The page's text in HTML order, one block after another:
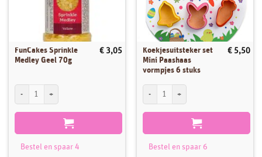
FunCakes Sprinkle
Medley Geel 70g
€ 3,05
FunCakes Sprinkle Medley Geel 70g aantal
Bestel en spaar 4
Koekjesuitsteker set
Mini Paashaas
vormpjes 6 stuks
€ 5,50
Koekjesuitsteker set Mini Paashaas
Bestel en spaar 6